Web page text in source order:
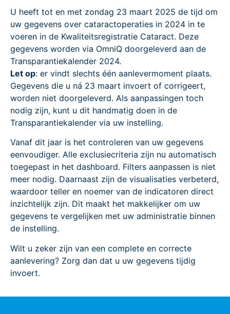
U heeft tot en met zondag 23 maart 2025 de tijd om
uw gegevens over cataractoperaties in 2024 in te
voeren in de Kwaliteitsregistratie Cataract. Deze
gegevens worden via OmniQ doorgeleverd aan de
Transparantiekalender 2024.
Let op: er vindt slechts één aanlevermoment plaats.
Gegevens die u ná 23 maart invoert of corrigeert,
worden niet doorgeleverd. Als aanpassingen toch
nodig zijn, kunt u dit handmatig doen in de
Transparantiekalender via uw instelling.
Vanaf dit jaar is het controleren van uw gegevens
eenvoudiger. Alle exclusiecriteria zijn nu automatisch
toegepast in het dashboard. Filters aanpassen is niet
meer nodig. Daarnaast zijn de visualisaties verbeterd,
waardoor teller en noemer van de indicatoren direct
inzichtelijk zijn. Dit maakt het makkelijker om uw
gegevens te vergelijken met uw administratie binnen
de instelling.
Wilt u zeker zijn van een complete en correcte
aanlevering? Zorg dan dat u uw gegevens tijdig
invoert.